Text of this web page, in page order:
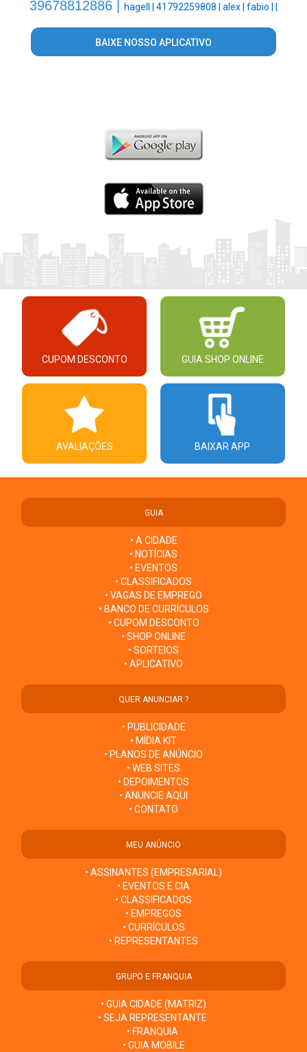
39678812886 | hagell | 41792259808 | alex | fabio |
BAIXE NOSSO APLICATIVO
CUPOM DESCONTO GUIA SHOP ONLINE
AVALIAÇÕES BAIXAR APP
GUIA
• A CIDADE
• NOTÍCIAS
• EVENTOS
• CLASSIFICADOS
• VAGAS DE EMPREGO
• BANCO DE CURRÍCULOS
• CUPOM DESCONTO
• SHOP ONLINE
• SORTEIOS
• APLICATIVO
QUER ANUNCIAR ?
• PUBLICIDADE
• MÍDIA KIT
• PLANOS DE ANÚNCIO
• WEB SITES
• DEPOIMENTOS
• ANUNCIE AQUI
• CONTATO
MEU ANÚNCIO
• ASSINANTES (EMPRESARIAL)
• EVENTOS E CIA
• CLASSIFICADOS
• EMPREGOS
• CURRÍCULOS
• REPRESENTANTES
GRUPO E FRANQUIA
• GUIA CIDADE (MATRIZ)
• SEJA REPRESENTANTE
• FRANQUIA
• GUIA MOBILE